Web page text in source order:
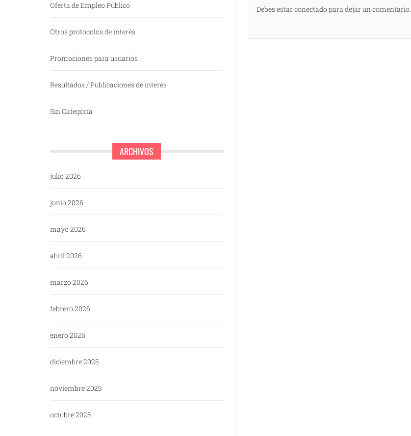
Debes estar conectado para dejar un comentario.
Oferta de Empleo Público
Otros protocolos de interés
Promociones para usuarios
Resultados / Publicaciones de interés
Sin Categoría
ARCHIVOS
julio 2026
junio 2026
mayo 2026
abril 2026
marzo 2026
febrero 2026
enero 2026
diciembre 2025
noviembre 2025
octubre 2025